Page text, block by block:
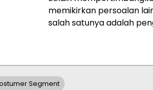
memikirkan persoalan
salah satunya adalah
Segment